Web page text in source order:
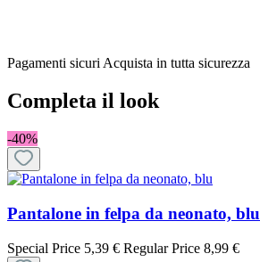
Pagamenti sicuriAcquista in tutta sicurezza
Completa il look
-40%
Pantalone in felpa da neonato, blu
Special Price 5,39 € Regular Price 8,99 €